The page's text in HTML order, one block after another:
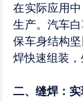
在实际应用
生产。汽车
保车身结构
焊快速组装，
二、缝焊：